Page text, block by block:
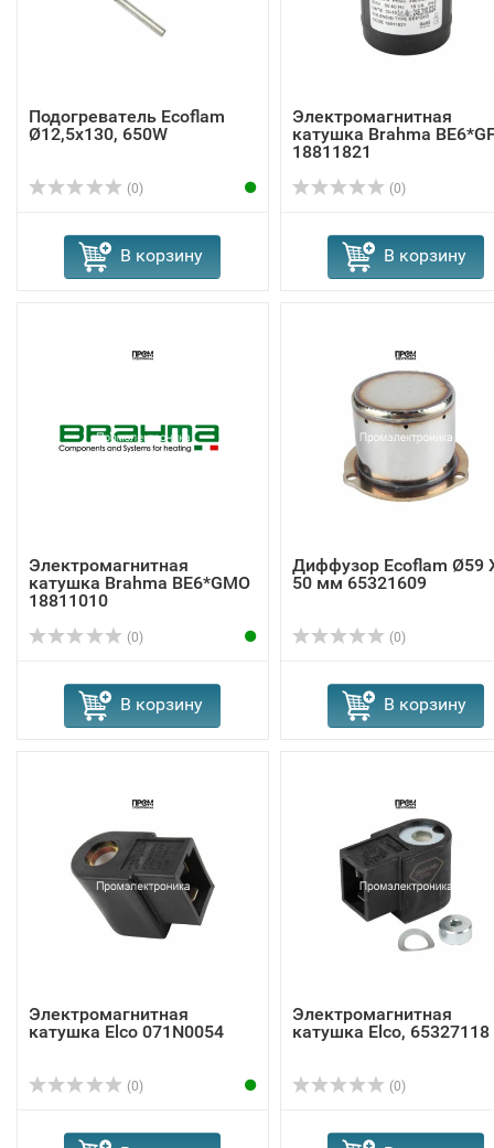
Подогреватель Ecoflam
Ø12,5x130, 650W
(0)
В корзину
Электромагнитная
катушка Brahma
18811821
(0)
В корзину
Электромагнитная
катушка Brahma BE6*GMO
18811010
(0)
В корзину
Диффузор Ecoflam Ø59
50 мм 65321609
(0)
В корзину
Электромагнитная
катушка Elco 071N0054
(0)
Электромагнитная
катушка Elco, 65327118
(0)